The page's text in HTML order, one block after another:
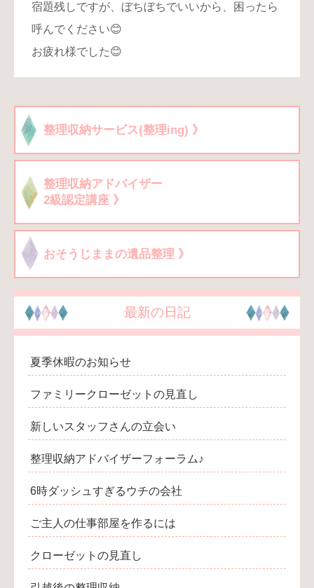
宿題残しですが、ぼちぼちでいいから、困ったら
呼んでください😊
お疲れ様でした😊
整理収納サービス(整理ing) 》
整理収納アドバイザー
2級認定講座 》
おそうじままの遺品整理 》
最新の日記
夏季休暇のお知らせ
ファミリークローゼットの見直し
新しいスタッフさんの立会い
整理収納アドバイザーフォーラム♪
6時ダッシュすぎるウチの会社
ご主人の仕事部屋を作るには
クローゼットの見直し